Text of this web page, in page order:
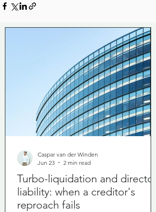
Turbo-liquidation and director
liability: when a creditor's
reproach fails
Caspar van der Winden
Jun 23
2 min read